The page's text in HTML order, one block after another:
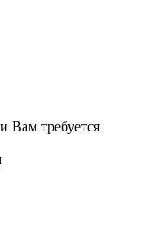
Вам требуется